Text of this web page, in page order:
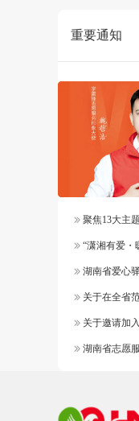
重要通知
聚焦13大主题
“潇湘有爱・
湖南省爱心
关于在全省
关于邀请加
湖南省志愿